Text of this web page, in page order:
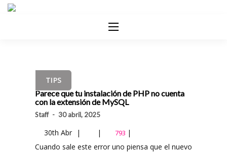
TIPS
Parece que tu instalación de PHP no cuenta
con la extensión de MySQL
Staff - 30 abril, 2025
30th Abr | | 793 |
Cuando sale este error uno piensa que el nuevo